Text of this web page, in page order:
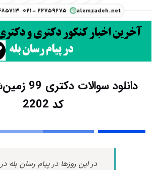
دانلود
کد 2202
در این روزها در پیام رسان بله